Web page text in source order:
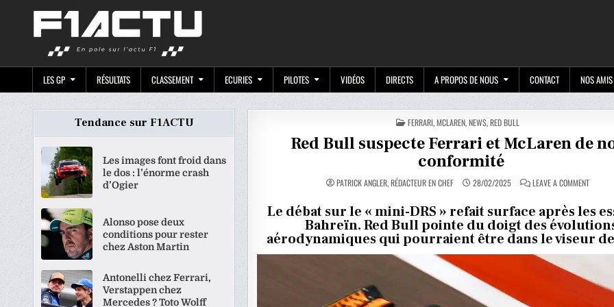
LES GP RÉSULTATS CLASSEMENT ECURIES PILOTES VIDÉOS DIRECTS A PROPOS DE NOUS CONTACT NOS AMIS
POSTED
IN
FERRARI,MCLAREN,NEWS,RED BULL
Red Bull suspecte Ferrari et McLaren de
conformité
PATRICK ANGLER, RÉDACTEUR EN CHEF 28/02/2025 LEAVE A COMMENTON
FERRARI
ET
DE
Le débat sur le « mini-DRS » refait surface après les
Bahreïn. Red Bull pointe du doigt des
aérodynamiques qui pourraient être dans le viseur de
Tendance sur F1ACTU
Les images font froid dans
le dos : l’énorme crash
d’Ogier
Alonso pose deux
conditions pour rester
chez Aston Martin
Antonelli chez Ferrari,
Verstappen chez
Mercedes ? Toto Wolff